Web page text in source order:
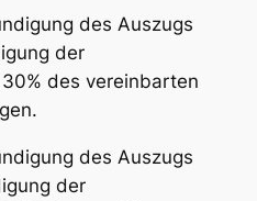
des Auszugs
der
des vereinbarten
des Auszugs
der